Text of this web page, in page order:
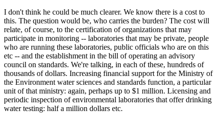
I don't think he could be much clearer. We know there is a cost to
this. The question would be, who carries the burden? The cost will
relate, of course, to the certification of organizations that may
participate in monitoring -- laboratories that may be private, people
who are running these laboratories, public officials who are on this
etc -- and the establishment in the bill of operating an advisory
council on standards. We're talking, in each of these, hundreds of
thousands of dollars. Increasing financial support for the Ministry of
the Environment water sciences and standards function, a particular
unit of that ministry: again, perhaps up to $1 million. Licensing and
periodic inspection of environmental laboratories that offer drinking
water testing: half a million dollars etc.